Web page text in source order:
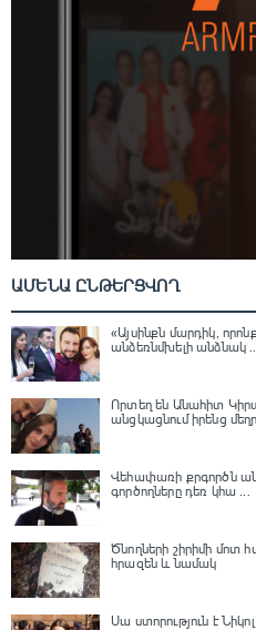
ԱՄԵՆԱ ԸՆԹԵՐՑՎՈՂ
«Այսինքն մարդիկ,
անձեռնմխելի անձնակ
Որտեղ են Անահիտ
անցկացնում իրենց
Վեհափառի քրգործն
գործողները դեռ կհա ...
Ծնողների շիրիմի մոտ
հրազեն և նամակ
Սա ստորություն է